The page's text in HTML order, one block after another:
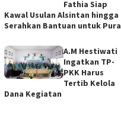
Fathia Siap
Kawal Usulan Alsintan hingga
Serahkan Bantuan untuk Pura
A.M Hestiwati
Ingatkan TP-
PKK Harus
Tertib Kelola
Dana Kegiatan